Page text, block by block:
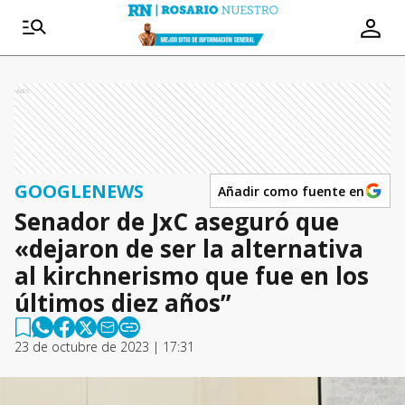
Ads
GOOGLENEWS Añadir como fuente en
Senador de JxC aseguró que
«dejaron de ser la alternativa
al kirchnerismo que fue en los
últimos diez años”
23 de octubre de 2023 | 17:31